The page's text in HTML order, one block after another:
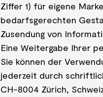
Ziffer 1) für eigene
bedarfsgerechten
Zusendung von
Eine Weitergabe Ihrer
Sie können der
jederzeit durch
CH-8004 Zürich,